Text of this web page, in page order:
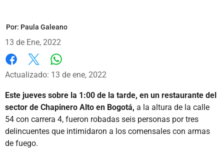
Por: Paula Galeano
13 de Ene, 2022
Facebook
X Whatsapp
Actualizado: 13 de ene, 2022
Este jueves sobre la 1:00 de la tarde, en un restaurante del
sector de Chapinero Alto en Bogotá, a la altura de la calle
54 con carrera 4, fueron robadas seis personas por tres
delincuentes que intimidaron a los comensales con armas
de fuego.